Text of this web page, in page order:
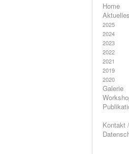
Home
Aktuelles
2025
2024
2023
2022
2021
2019
2020
Galerie
Kontakt